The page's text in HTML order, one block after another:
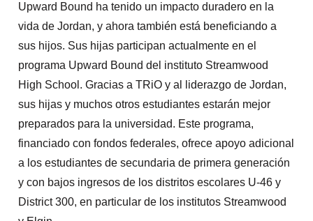
Upward Bound ha tenido un impacto duradero en la
vida de Jordan, y ahora también está beneficiando a
sus hijos. Sus hijas participan actualmente en el
programa Upward Bound del instituto Streamwood
High School. Gracias a TRiO y al liderazgo de Jordan,
sus hijas y muchos otros estudiantes estarán mejor
preparados para la universidad. Este programa,
financiado con fondos federales, ofrece apoyo adicional
a los estudiantes de secundaria de primera generación
y con bajos ingresos de los distritos escolares U-46 y
District 300, en particular de los institutos Streamwood